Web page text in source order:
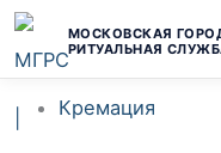
Перейти
к
МОСКОВСКАЯ
РИТУАЛЬНАЯ
Кремация